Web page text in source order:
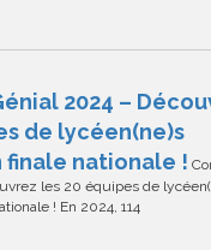
2024 –
de lycéen(ne)s
finale nationale !
les 20 équipes de
! En 2024, 114